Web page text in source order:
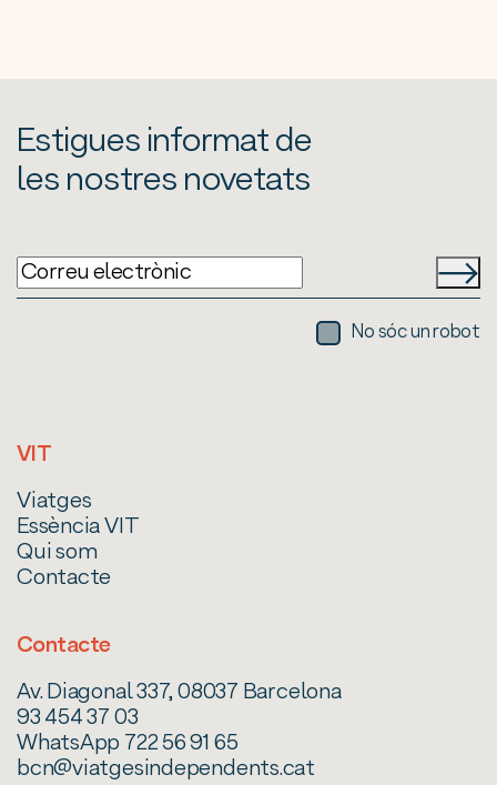
Estigues informat de
les nostres novetats
No sóc un robot
VIT
Viatges
Essència VIT
Qui som
Contacte
Contacte
Av. Diagonal 337, 08037 Barcelona
93 454 37 03
WhatsApp 722 56 91 65
bcn@viatgesindependents.cat